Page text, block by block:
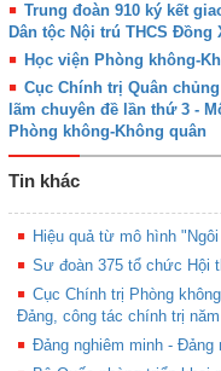
Trung đoàn 910 ký kết
Dân tộc Nội trú THCS Đồng
Học viện Phòng không-
Cục Chính trị Quân
lãm chuyên đề lần thứ 3 -
Phòng không-Không quân
Tin khác
Hiệu quả từ mô hình
Sư đoàn 375 tổ chức Hội
Cục Chính trị Phòng
Đảng, công tác chính trị
Đảng nghiêm minh - Đảng